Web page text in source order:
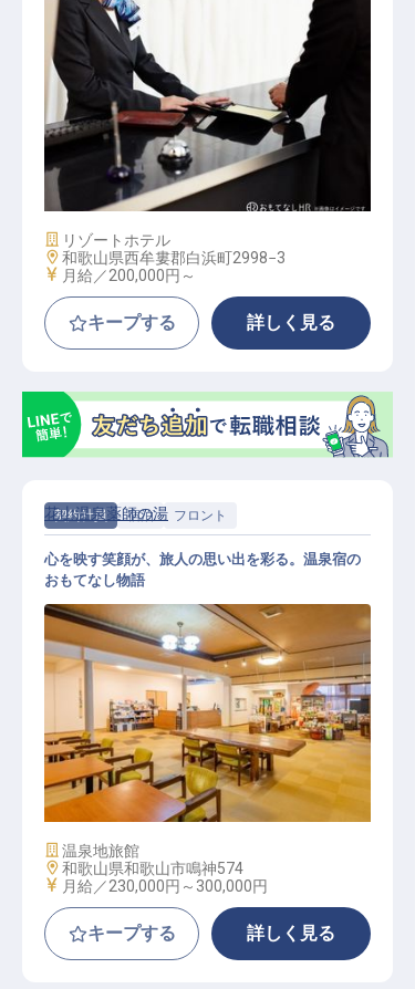
一般スタッフ
施設業態
リゾートホテル
勤務地
和歌山県西牟婁郡白浜町2998−3
給与
月給／200,000円～
キープする 詳しく見る
契約社員 宿泊 フロント
フロント 館内業務
花山温泉薬師の湯
心を映す笑顔が、旅人の思い出を彩る。温泉宿の
おもてなし物語
施設業態
温泉地旅館
勤務地
和歌山県和歌山市鳴神574
給与
月給／230,000円～ 300,000円
キープする 詳しく見る